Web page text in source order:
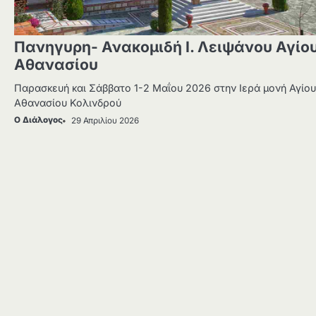
Πανηγυρη- Ανακομιδή Ι. Λειψάνου
Αθανασίου
Παρασκευή και Σάββατο 1-2 Μαΐου 2026 στην Ιερά μονή Αγίου
Αθανασίου Κολινδρού
Ο Διάλογος 29 Απριλίου 2026